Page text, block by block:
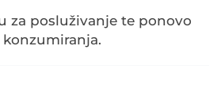
za posluživanje te ponovo